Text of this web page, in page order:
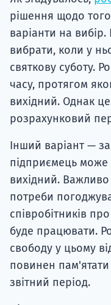
рішення щодо
варіанти на
вибрати, коли у
святкову суботу.
часу, протягом
вихідний. Однак
розрахунковий
Інший варіант —
підприємець може
вихідний.
потреби
співробітників
буде працювати.
свободу у цьому
повинен
звітний період.